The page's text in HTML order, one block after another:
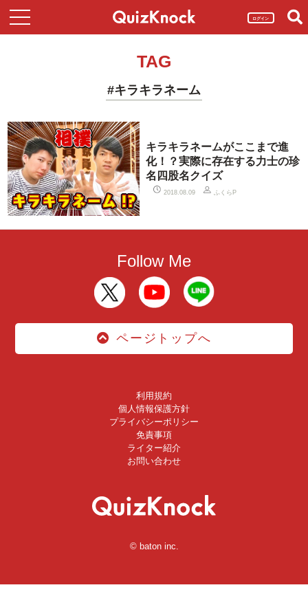
ログイン
TAG
#キラキラネーム
キラキラネームがここまで進
化！？実際に存在する力士の珍
名四股名クイズ
2018.08.09 ふくらP
Follow Me
ページトップへ
利用規約
個人情報保護方針
プライバシーポリシー
免責事項
ライター紹介
お問い合わせ
© baton inc.